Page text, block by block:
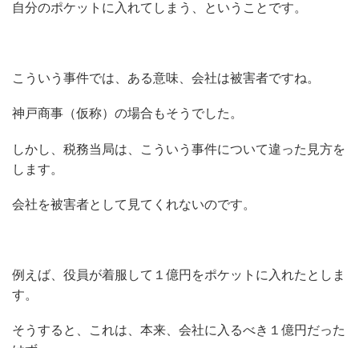
自分のポケットに入れてしまう、ということです。
こういう事件では、ある意味、会社は被害者ですね。
神戸商事（仮称）の場合もそうでした。
しかし、税務当局は、こういう事件について違った見方を
します。
会社を被害者として見てくれないのです。
例えば、役員が着服して１億円をポケットに入れたとしま
す。
そうすると、これは、本来、会社に入るべき１億円だった